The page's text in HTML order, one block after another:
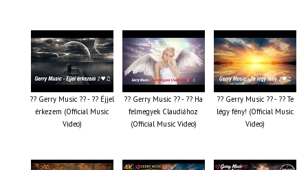
?? Gerry Music ?? - ?? Éjjel
érkezem (Official Music
Video)
?? Gerry Music ?? - ?? Ha
felmegyek Claudiához
(Official Music Video)
?? Gerry Music ?? - ?? Te
légy fény! (Official Music
Video)